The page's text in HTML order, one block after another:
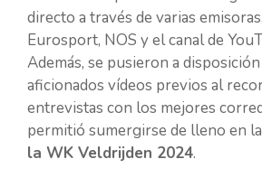
directo a través de varias
Eurosport, NOS y el canal de
Además, se pusieron a
aficionados vídeos previos al
entrevistas con los mejores
permitió sumergirse de lleno en
la WK Veldrijden 2024.